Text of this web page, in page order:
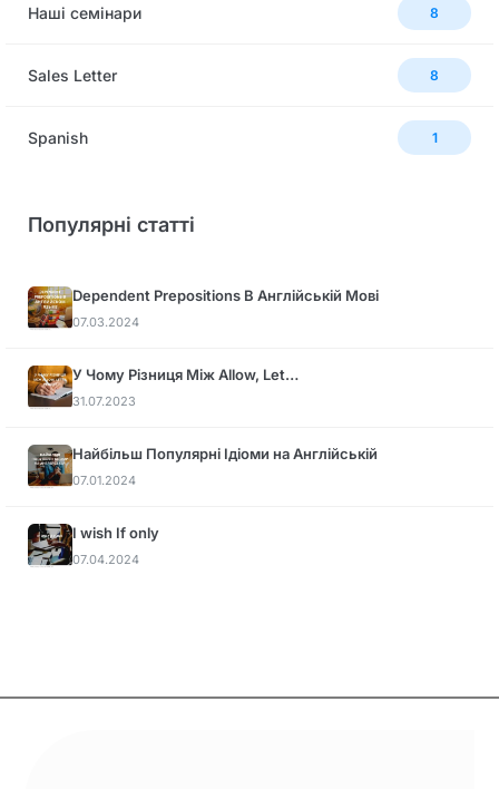
Наші семінари 8
Sales Letter 8
Spanish 1
Популярні статті
Dependent Prepositions В Англійській Мові
07.03.2024
У Чому Різниця Між Allow, Let…
31.07.2023
Найбільш Популярні Ідіоми на Англійській
07.01.2024
I wish If only
07.04.2024